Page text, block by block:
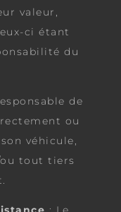
valeur,
ci étant
du
de
ou
véhicule,
ou tout tiers